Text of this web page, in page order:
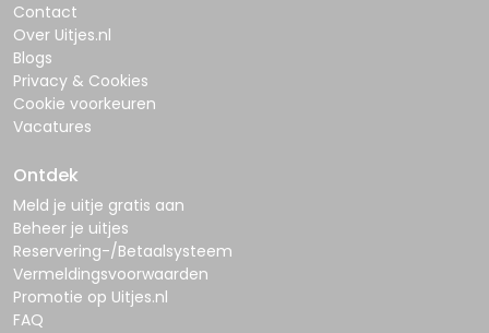
Contact
Over Uitjes.nl
Blogs
Privacy & Cookies
Cookie voorkeuren
Vacatures
Ontdek
Meld je uitje gratis aan
Beheer je uitjes
Reservering-/Betaalsysteem
Vermeldingsvoorwaarden
Promotie op Uitjes.nl
FAQ